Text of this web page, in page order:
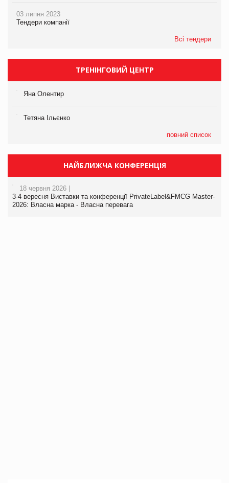
03 липня 2023
Тендери компанії
Всі тендери
ТРЕНІНГОВИЙ ЦЕНТР
Яна Олентир
Тетяна Ільєнко
повний список
НАЙБЛИЖЧА КОНФЕРЕНЦІЯ
18 червня 2026 |
3-4 вересня Виставки та конференції PrivateLabel&FMCG Master-
2026: Власна марка - Власна перевага